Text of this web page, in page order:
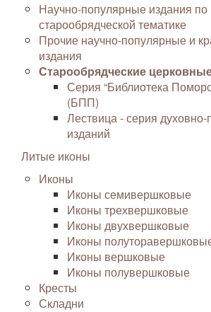
Научно-популярные издания по
старообрядческой тематике
Прочие научно-популярные и
издания
Старообрядческие
Серия “Библиотека
(БПП)
Лествица - серия духовно-
изданий
Литые иконы
Иконы
Иконы семивершковые
Иконы трехвершковые
Иконы двухвершковые
Иконы
Иконы вершковые
Иконы полувершковые
Кресты
Складни